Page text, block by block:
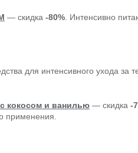
— скидка -80% . Интенсивно
для интенсивного ухода
кокосом и ванилью — скидка -
применения.